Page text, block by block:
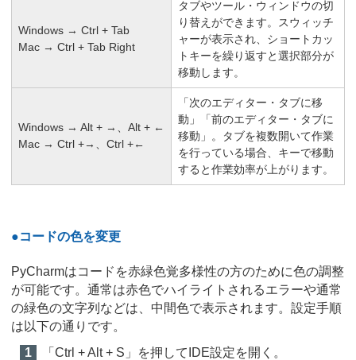
Windows → Ctrl + Tab
Mac → Ctrl + Tab Right
タブやツール・ウィンドウの切
り替えができます。スウィッチ
ャーが表示され、ショートカッ
トキーを繰り返すと選択部分が
移動します。
Windows → Alt + →、Alt + ←
Mac → Ctrl +→、Ctrl +←
「次のエディター・タブに移
動」「前のエディター・タブに
移動」。タブを複数開いて作業
を行っている場合、キーで移動
すると作業効率が上がります。
●コードの色を変更
PyCharmはコードを赤緑色覚多様性の方のために色の調整
が可能です。通常は赤色でハイライトされるエラーや通常
の緑色の文字列などは、中間色で表示されます。設定手順
は以下の通りです。
「Ctrl + Alt + S」を押してIDE設定を開く。